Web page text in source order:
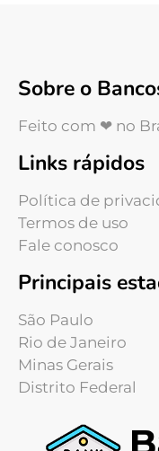
Sobre o
Feito com ❤ no
Links rápidos
Política de
Termos de uso
Fale conosco
Principais
São Paulo
Rio de Janeiro
Minas Gerais
Distrito Federal